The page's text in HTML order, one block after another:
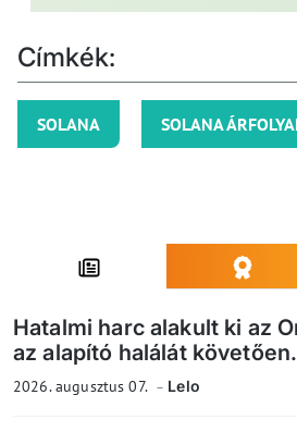
Címkék:
SOLANA SOLANA
Hatalmi harc alakult ki az
az alapító halálát
2026. augusztus 07. Lelo